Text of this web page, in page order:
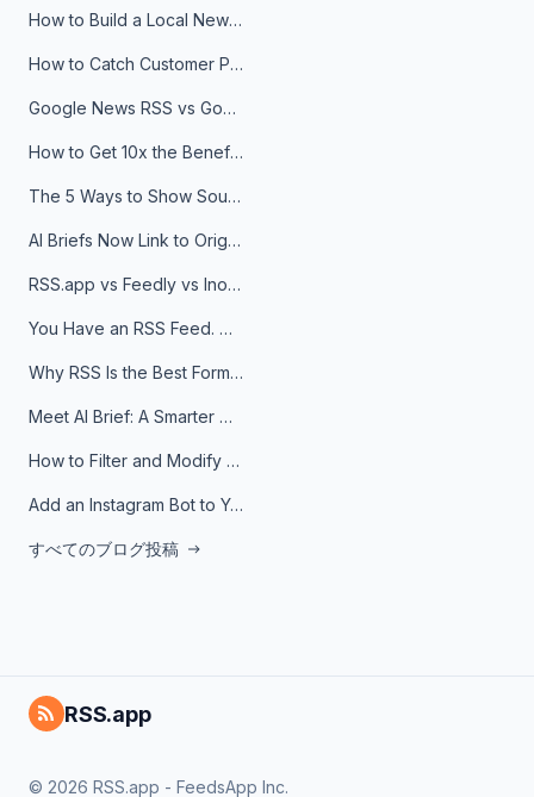
How to Build a Local News Hub That Updates Itself
How to Catch Customer Problems Before They Become Support Tickets
Google News RSS vs Google Alerts: Which Is Better for News Monitoring?
How to Get 10x the Benefits of Google Alerts
The 5 Ways to Show Sources in Your AI Brief, And When to Use Each
AI Briefs Now Link to Original Sources. Here's Why It Matters
RSS.app vs Feedly vs Inoreader: Which One Is Actually Right for You?
You Have an RSS Feed. Now What?
Why RSS Is the Best Format for AI Agents in 2026
Meet AI Brief: A Smarter Way to Stay on Top of Information
How to Filter and Modify RSS Feeds
Add an Instagram Bot to Your Telegram Channel, Group, or Topic
すべてのブログ投稿
RSS.app
© 2026 RSS.app - FeedsApp Inc.